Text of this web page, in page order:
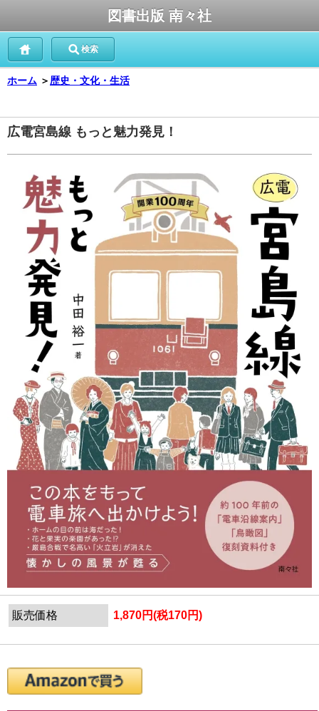
図書出版 南々社
検索
ホーム ＞ 歴史・文化・生活
広電宮島線 もっと魅力発見！
販売価格 1,870円(税170円)